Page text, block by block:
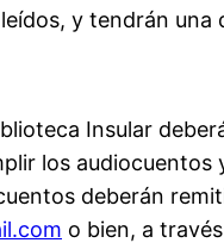
y tendrán
Insular
los
deberán
o bien, a